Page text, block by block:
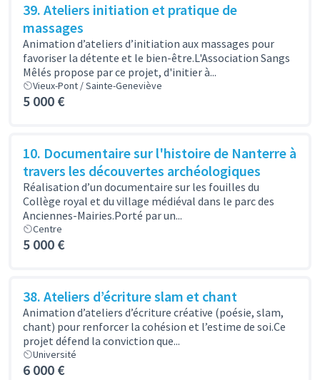
39. Ateliers initiation et pratique de
massages
Animation d’ateliers d’initiation aux massages pour
favoriser la détente et le bien-être.L'Association Sangs
Mêlés propose par ce projet, d'initier à...
Vieux-Pont / Sainte-Geneviève
5 000 €
10. Documentaire sur l'histoire de Nanterre à
travers les découvertes archéologiques
Réalisation d’un documentaire sur les fouilles du
Collège royal et du village médiéval dans le parc des
Anciennes-Mairies.Porté par un...
Centre
5 000 €
38. Ateliers d’écriture slam et chant
Animation d’ateliers d’écriture créative (poésie, slam,
chant) pour renforcer la cohésion et l’estime de soi.Ce
projet défend la conviction que...
Université
6 000 €